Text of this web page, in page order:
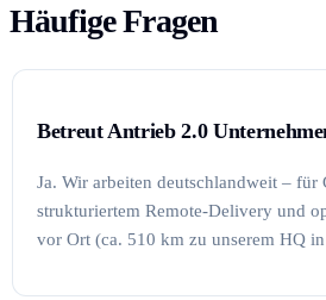
Häufige Fragen
Betreut Antrieb 2.0
Ja. Wir arbeiten deutschlandweit – für
strukturiertem Remote-Delivery und
vor Ort (ca. 510 km zu unserem HQ